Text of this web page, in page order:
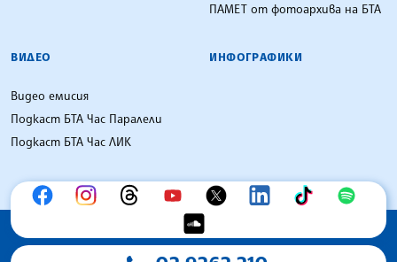
ПАМЕТ от фотоархива на БТА
ВИДЕО
Видео емисия
Подкаст БТА Час Паралели
Подкаст БТА Час ЛИК
ИНФОГРАФИКИ